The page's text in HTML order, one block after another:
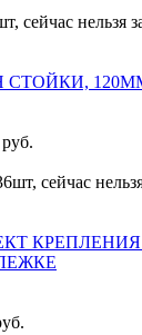
сейчас нельзя
СТОЙКИ,
сейчас